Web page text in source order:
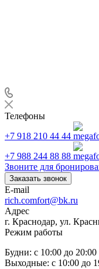
Телефоны
+7 918 210 44 44
+7 988 244 88 88
Звоните для
Заказать звонок
E-mail
rich.comfort@bk.ru
Адрес
г. Краснодар, ул.
Режим работы
Будни: с 10:00 до 20:00
Выходные: с 10:00 до